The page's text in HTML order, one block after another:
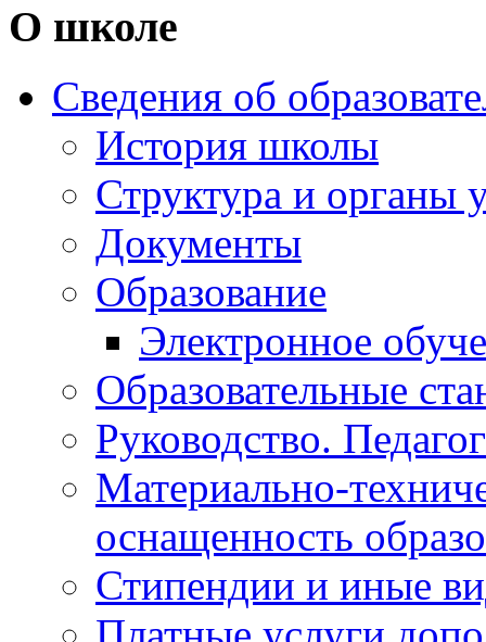
О школе
Сведения об
История школы
Структура и органы
Документы
Образование
Электронное
Образовательные
Руководство.
Материально-
оснащенность
Стипендии и иные